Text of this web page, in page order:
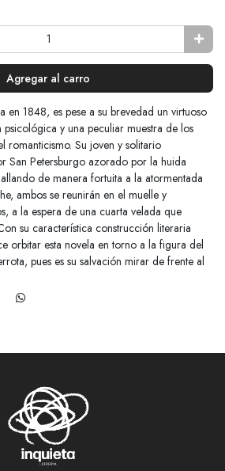
Agregar al carro
en 1848, es pese a su brevedad un virtuoso
y una peculiar muestra de los
romanticismo. Su joven y solitario
San Petersburgo azorado por la huida
de manera fortuita a la atormentada
ambos se reunirán en el muelle y
a la espera de una cuarta velada que
su característica construcción literaria
orbitar esta novela en torno a la figura del
pues es su salvación mirar de frente al